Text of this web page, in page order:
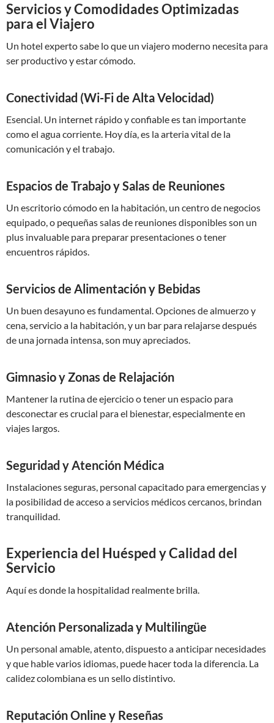
Servicios y Comodidades Optimizadas
para el Viajero
Un hotel experto sabe lo que un viajero moderno necesita para
ser productivo y estar cómodo.
Conectividad (Wi-Fi de Alta Velocidad)
Esencial. Un internet rápido y confiable es tan importante
como el agua corriente. Hoy día, es la arteria vital de la
comunicación y el trabajo.
Espacios de Trabajo y Salas de Reuniones
Un escritorio cómodo en la habitación, un centro de negocios
equipado, o pequeñas salas de reuniones disponibles son un
plus invaluable para preparar presentaciones o tener
encuentros rápidos.
Servicios de Alimentación y Bebidas
Un buen desayuno es fundamental. Opciones de almuerzo y
cena, servicio a la habitación, y un bar para relajarse después
de una jornada intensa, son muy apreciados.
Gimnasio y Zonas de Relajación
Mantener la rutina de ejercicio o tener un espacio para
desconectar es crucial para el bienestar, especialmente en
viajes largos.
Seguridad y Atención Médica
Instalaciones seguras, personal capacitado para emergencias y
la posibilidad de acceso a servicios médicos cercanos, brindan
tranquilidad.
Experiencia del Huésped y Calidad del
Servicio
Aquí es donde la hospitalidad realmente brilla.
Atención Personalizada y Multilingüe
Un personal amable, atento, dispuesto a anticipar necesidades
y que hable varios idiomas, puede hacer toda la diferencia. La
calidez colombiana es un sello distintivo.
Reputación Online y Reseñas